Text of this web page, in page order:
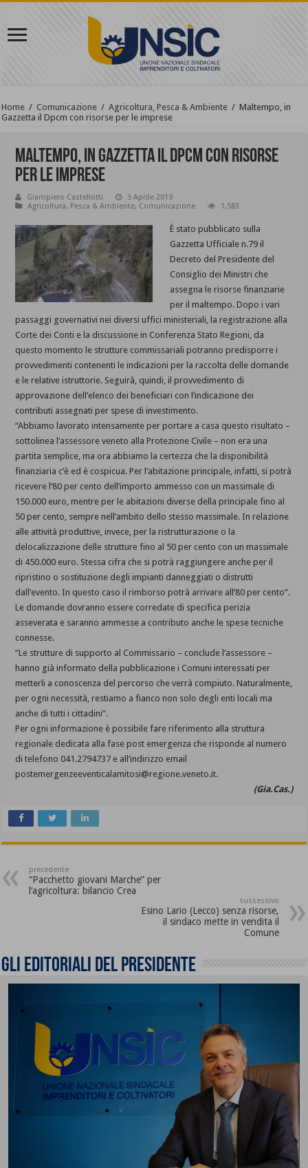
Home / Comunicazione / Agricoltura, Pesca & Ambiente / Maltempo, in
Gazzetta il Dpcm con risorse per le imprese
Maltempo, in Gazzetta il Dpcm con risorse
per le imprese
Giampiero Castellotti
5 Aprile 2019
Agricoltura, Pesca & Ambiente, Comunicazione 1,583
È stato pubblicato sulla
Gazzetta Ufficiale n.79 il
Decreto del Presidente del
Consiglio dei Ministri che
assegna le risorse finanziarie
per il maltempo. Dopo i vari
passaggi governativi nei diversi uffici ministeriali, la registrazione alla
Corte dei Conti e la discussione in Conferenza Stato Regioni, da
questo momento le strutture commissariali potranno predisporre i
provvedimenti contenenti le indicazioni per la raccolta delle domande
e le relative istruttorie. Seguirà, quindi, il provvedimento di
approvazione dell’elenco dei beneficiari con l’indicazione dei
contributi assegnati per spese di investimento.
“Abbiamo lavorato intensamente per portare a casa questo risultato –
sottolinea l’assessore veneto alla Protezione Civile – non era una
partita semplice, ma ora abbiamo la certezza che la disponibilità
finanziaria c’è ed è cospicua. Per l’abitazione principale, infatti, si potrà
ricevere l’80 per cento dell’importo ammesso con un massimale di
150.000 euro, mentre per le abitazioni diverse della principale fino al
50 per cento, sempre nell’ambito dello stesso massimale. In relazione
alle attività produttive, invece, per la ristrutturazione o la
delocalizzazione delle strutture fino al 50 per cento con un massimale
di 450.000 euro. Stessa cifra che si potrà raggiungere anche per il
ripristino o sostituzione degli impianti danneggiati o distrutti
dall’evento. In questo caso il rimborso potrà arrivare all’80 per cento”.
Le domande dovranno essere corredate di specifica perizia
asseverata e saranno ammesse a contributo anche le spese tecniche
connesse.
“Le strutture di supporto al Commissario – conclude l’assessore –
hanno già informato della pubblicazione i Comuni interessati per
metterli a conoscenza del percorso che verrà compiuto. Naturalmente,
per ogni necessità, restiamo a fianco non solo degli enti locali ma
anche di tutti i cittadini”.
Per ogni informazione è possibile fare riferimento alla struttura
regionale dedicata alla fase post emergenza che risponde al numero
di telefono 041.2794737 e all’indirizzo email
postemergenzeeventicalamitosi@regione.veneto.it.
(Gia.Cas.)
precedente
“Pacchetto giovani Marche” per
l’agricoltura: bilancio Crea
sussessivo
Esino Lario (Lecco) senza risorse,
il sindaco mette in vendita il
Comune
Gli editoriali del presidente